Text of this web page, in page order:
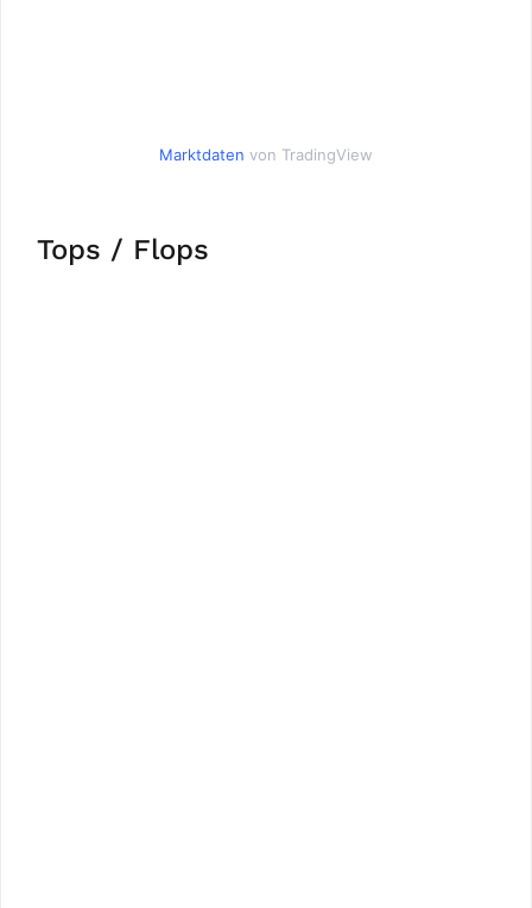
Marktdaten von TradingView
Tops / Flops